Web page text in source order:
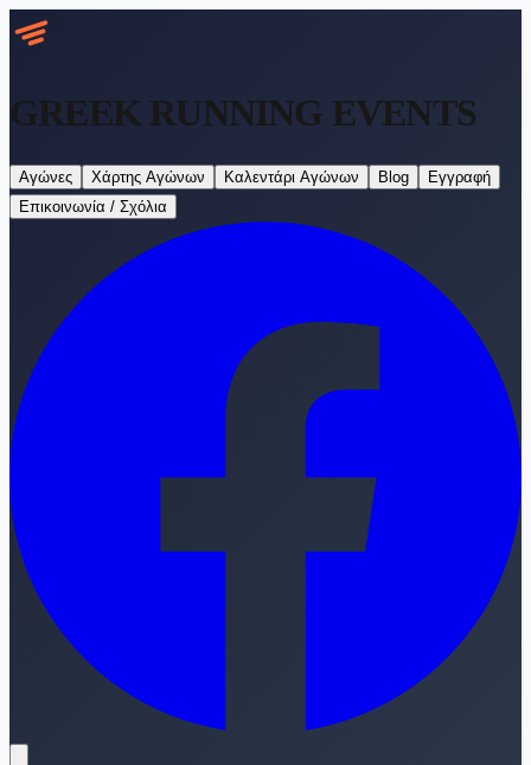
GREEK RUNNING EVENTS
Αγώνες Χάρτης Αγώνων Καλεντάρι Αγώνων Blog
Εγγραφή
Επικοινωνία / Σχόλια